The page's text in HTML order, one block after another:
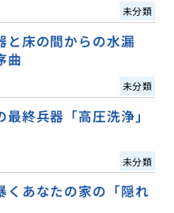
未分類
と床の間からの水漏
曲
未分類
終兵器「高圧洗浄」
未分類
くあなたの家の「隠れ